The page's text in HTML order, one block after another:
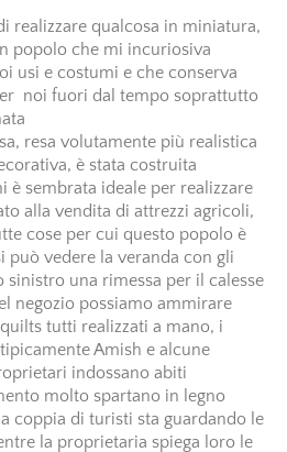
realizzare qualcosa in miniatura,
popolo che mi incuriosiva
usi e costumi e che conserva
noi fuori dal tempo soprattutto
resa volutamente più realistica
è stata costruita
è sembrata ideale per realizzare
alla vendita di attrezzi agricoli,
cose per cui questo popolo è
può vedere la veranda con gli
sinistro una rimessa per il calesse
negozio possiamo ammirare
tutti realizzati a mano, i
Amish e alcune
indossano abiti
molto spartano in legno
coppia di turisti sta guardando le
la proprietaria spiega loro le